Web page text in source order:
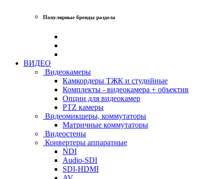
Популярные бренды раздела
ВИДЕО
Видеокамеры
Камкордеры ТЖК и студийные
Комплекты - видеокамера + объектив
Опции для видеокамер
PTZ камеры
Видеомикшеры, коммутаторы
Матричные коммутаторы
Видеостены
Конвертеры аппаратные
NDI
Audio-SDI
SDI-HDMI